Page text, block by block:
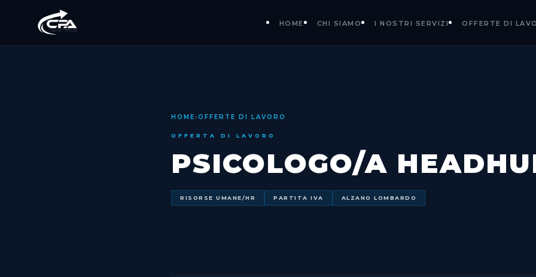
HOME CHI SIAMO I NOSTRI SERVIZI OFFERTE DI
HOME›OFFERTE DI LAVORO
OFFERTA DI LAVORO
PSICOLOGO/A
RISORSE UMANE/HR PARTITA IVA ALZANO LOMBARDO